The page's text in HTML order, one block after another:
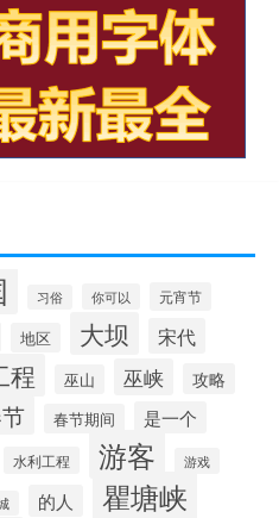
习俗 你可以 元宵节
地区 大坝 宋代
程 巫山 巫峡 攻略
春节期间
是一个
水利工程 游客 游戏
的人 瞿塘峡